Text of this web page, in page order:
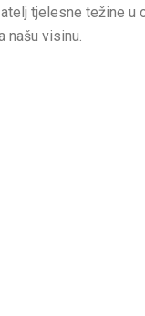
tjelesne težine u
našu visinu.